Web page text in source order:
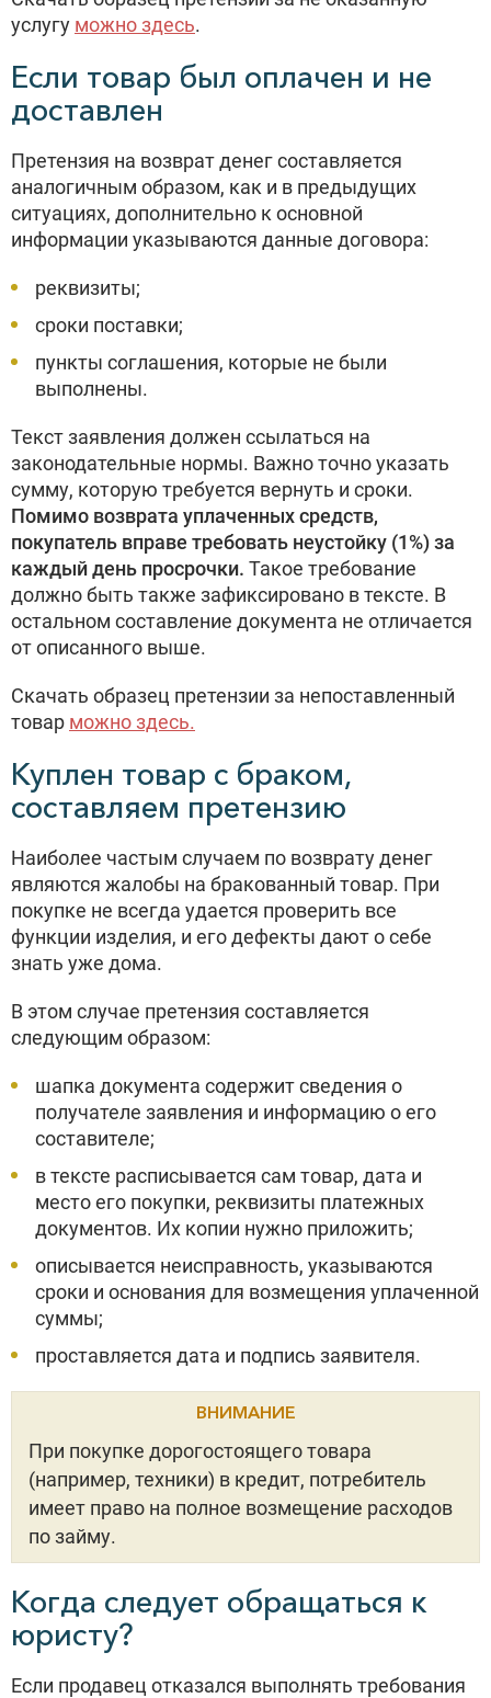
услугу можно здесь.
Если товар был оплачен и не
доставлен
Претензия на возврат денег составляется
аналогичным образом, как и в предыдущих
ситуациях, дополнительно к основной
информации указываются данные договора:
реквизиты;
сроки поставки;
пункты соглашения, которые не были
выполнены.
Текст заявления должен ссылаться на
законодательные нормы. Важно точно указать
сумму, которую требуется вернуть и сроки.
Помимо возврата уплаченных средств,
покупатель вправе требовать неустойку (1%) за
каждый день просрочки. Такое требование
должно быть также зафиксировано в тексте. В
остальном составление документа не отличается
от описанного выше.
Скачать образец претензии за непоставленный
товар можно здесь.
Куплен товар с браком,
составляем претензию
Наиболее частым случаем по возврату денег
являются жалобы на бракованный товар. При
покупке не всегда удается проверить все
функции изделия, и его дефекты дают о себе
знать уже дома.
В этом случае претензия составляется
следующим образом:
шапка документа содержит сведения о
получателе заявления и информацию о его
составителе;
в тексте расписывается сам товар, дата и
место его покупки, реквизиты платежных
документов. Их копии нужно приложить;
описывается неисправность, указываются
сроки и основания для возмещения уплаченной
суммы;
проставляется дата и подпись заявителя.
ВНИМАНИЕ
При покупке дорогостоящего товара
(например, техники) в кредит, потребитель
имеет право на полное возмещение расходов
по займу.
Когда следует обращаться к
юристу?
Если продавец отказался выполнять требования